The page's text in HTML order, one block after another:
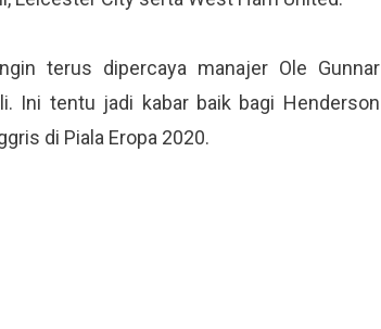
terus dipercaya manajer Ole Gunnar
Ini tentu jadi kabar baik bagi Henderson
di Piala Eropa 2020.